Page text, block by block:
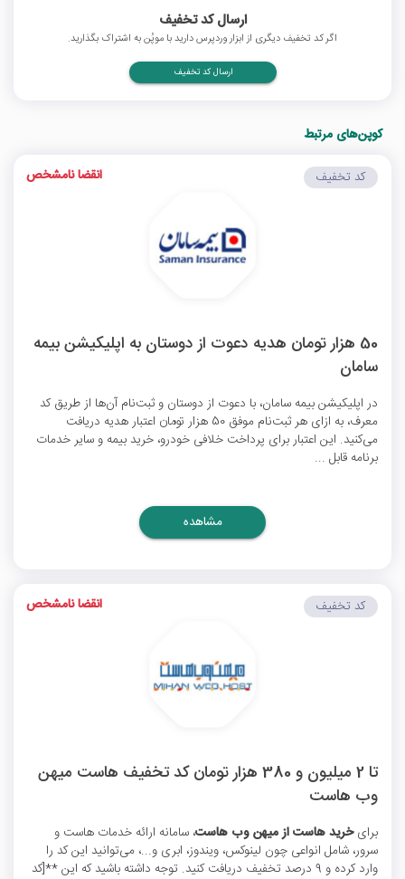
ارسال کد تخفیف
اگر کد تخفیف دیگری از ابزار وردپرس دارید با موپُن به اشتراک بگذارید.
ارسال کد تخفیف
کوپن‌های مرتبط
50 هزار تومان هدیه دعوت از دوستان به اپلیکیشن بیمه
سامان
در اپلیکیشن بیمه سامان، با دعوت از دوستان و ثبت‌نام آن‌ها از طریق کد
معرف، به ازای هر ثبت‌نام موفق 50 هزار تومان اعتبار هدیه دریافت
می‌کنید. این اعتبار برای پرداخت خلافی خودرو، خرید بیمه و سایر خدمات
برنامه قابل ...
کد تخفیف انقضا نامشخص
مشاهده
تا 2 میلیون و 380 هزار تومان کد تخفیف هاست میهن
وب هاست
برایخرید هاست از میهن وب هاست، سامانه ارائه خدمات هاست و
سرور، شامل انواعی چون لینوکس، ویندوز، ابری و...، می‌توانید این کد را
وارد کرده و 9 درصد تخفیف دریافت کنید. توجه داشته باشید که این **[کد
کد تخفیف انقضا نامشخص